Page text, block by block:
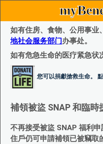
如有住房、食物、公用事业
地社会服务部门办事处。
如有危急生命的医疗紧急状
您可以捐獻搶救生命。
補領被盜 SNAP 和臨時
不再接受被盜 SNAP 福利申
住戶仍可申請補領已被竊取